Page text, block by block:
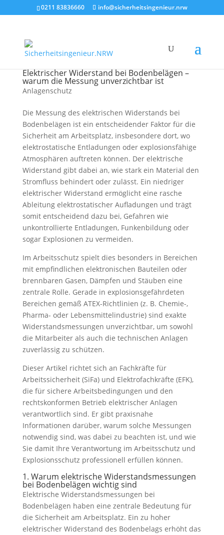
0211 83836660 info@sicherheitsingenieur.nrw
Elektrischer Widerstand bei Bodenbelägen –
warum die Messung unverzichtbar ist
Anlagenschutz
Die Messung des elektrischen Widerstands bei
Bodenbelägen ist ein entscheidender Faktor für die
Sicherheit am Arbeitsplatz, insbesondere dort, wo
elektrostatische Entladungen oder explosionsfähige
Atmosphären auftreten können. Der elektrische
Widerstand gibt dabei an, wie stark ein Material den
Stromfluss behindert oder zulässt. Ein niedriger
elektrischer Widerstand ermöglicht eine rasche
Ableitung elektrostatischer Aufladungen und trägt
somit entscheidend dazu bei, Gefahren wie
unkontrollierte Entladungen, Funkenbildung oder
sogar Explosionen zu vermeiden.
Im Arbeitsschutz spielt dies besonders in Bereichen
mit empfindlichen elektronischen Bauteilen oder
brennbaren Gasen, Dämpfen und Stäuben eine
zentrale Rolle. Gerade in explosionsgefährdeten
Bereichen gemäß ATEX-Richtlinien (z. B. Chemie-,
Pharma- oder Lebensmittelindustrie) sind exakte
Widerstandsmessungen unverzichtbar, um sowohl
die Mitarbeiter als auch die technischen Anlagen
zuverlässig zu schützen.
Dieser Artikel richtet sich an Fachkräfte für
Arbeitssicherheit (SiFa) und Elektrofachkräfte (EFK),
die für sichere Arbeitsbedingungen und den
rechtskonformen Betrieb elektrischer Anlagen
verantwortlich sind. Er gibt praxisnahe
Informationen darüber, warum solche Messungen
notwendig sind, was dabei zu beachten ist, und wie
Sie damit Ihre Verantwortung im Arbeitsschutz und
Explosionsschutz professionell erfüllen können.
1. Warum elektrische Widerstandsmessungen
bei Bodenbelägen wichtig sind
Elektrische Widerstandsmessungen bei
Bodenbelägen haben eine zentrale Bedeutung für
die Sicherheit am Arbeitsplatz. Ein zu hoher
elektrischer Widerstand des Bodenbelags erhöht das